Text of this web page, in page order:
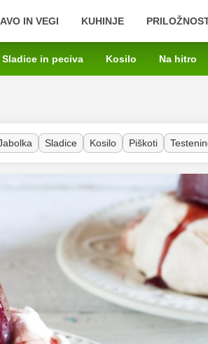
IN VEGI KUHINJE
Sladice in peciva Kosilo Na hitro
Sladice Kosilo Piškoti